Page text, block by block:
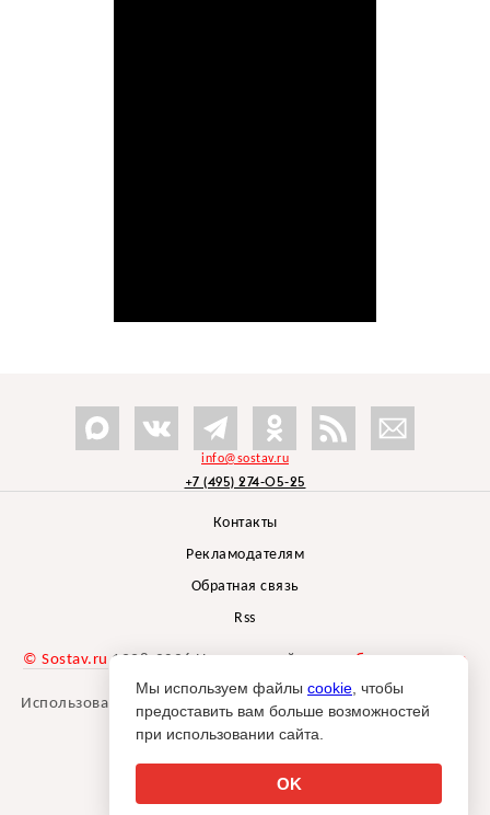
info@sostav.ru
+7 (495) 274-05-25
Контакты
Рекламодателям
Обратная связь
Rss
© Sostav.ru 1998-2026 Независимый проектбрендингового
агентства Depot
Использование материалов Sostav.ru допустимо только при
указании источника.
Мы используем файлы cookie , чтобы
предоставить вам больше возможностей
при использовании сайта.
OK